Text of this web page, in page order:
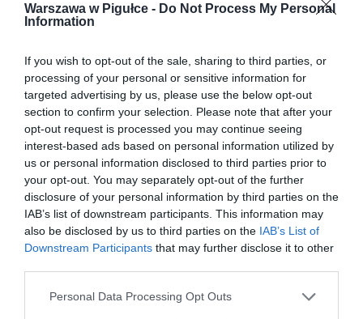
Warszawa w Pigułce - Do Not Process My Personal
Information
If you wish to opt-out of the sale, sharing to third parties, or
processing of your personal or sensitive information for
targeted advertising by us, please use the below opt-out
section to confirm your selection. Please note that after your
opt-out request is processed you may continue seeing
interest-based ads based on personal information utilized by
us or personal information disclosed to third parties prior to
your opt-out. You may separately opt-out of the further
disclosure of your personal information by third parties on the
IAB’s list of downstream participants. This information may
also be disclosed by us to third parties on the IAB’s List of
Downstream Participants that may further disclose it to other
Personal Data Processing Opt Outs